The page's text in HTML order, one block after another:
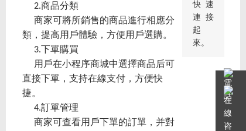
2.商品分類
商家可將所銷售的商品進行相應分
類，提高用戶體驗，方便用戶選購。
3.下單購買
用戶在小程序商城中選擇商品后可
直接下單，支持在線支付，方便快
捷。
4.訂單管理
商家可查看用戶下單的訂單，并對
快速
連接
起
來。